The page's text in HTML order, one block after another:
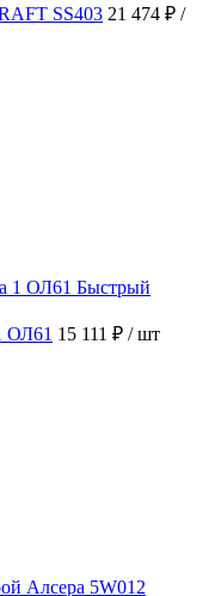
SS403 21 474 ₽ /
Быстрый
ОЛ61 15 111 ₽ / шт